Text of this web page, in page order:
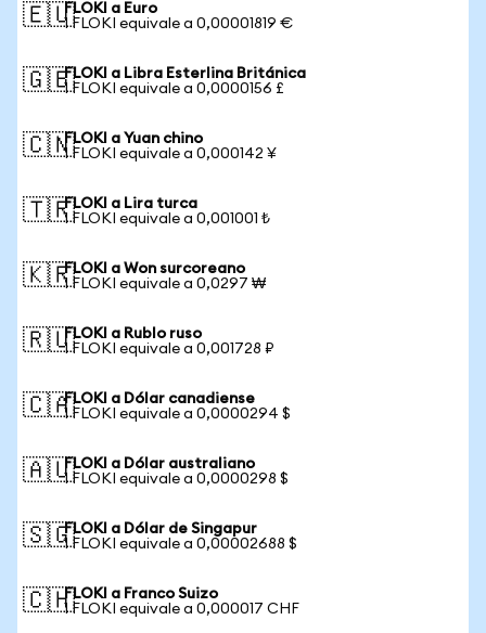
🇪🇺FLOKI a Euro
1 FLOKI equivale a 0,00001819 €
🇬🇧FLOKI a Libra Esterlina Británica
1 FLOKI equivale a 0,0000156 £
🇨🇳FLOKI a Yuan chino
1 FLOKI equivale a 0,000142 ¥
🇹🇷FLOKI a Lira turca
1 FLOKI equivale a 0,001001 ₺
🇰🇷FLOKI a Won surcoreano
1 FLOKI equivale a 0,0297 ₩
🇷🇺FLOKI a Rublo ruso
1 FLOKI equivale a 0,001728 ₽
🇨🇦FLOKI a Dólar canadiense
1 FLOKI equivale a 0,0000294 $
🇦🇺FLOKI a Dólar australiano
1 FLOKI equivale a 0,0000298 $
🇸🇬FLOKI a Dólar de Singapur
1 FLOKI equivale a 0,00002688 $
🇨🇭FLOKI a Franco Suizo
1 FLOKI equivale a 0,000017 CHF